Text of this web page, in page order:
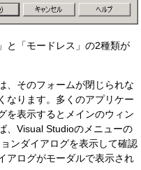
と「モードレス」の2種類が
、そのフォームが閉じられな
なります。多くのアプリケー
を表示するとメインのウィン
、Visual Studioのメニューの
ンダイアログを表示して確認
アログがモーダルで表示され